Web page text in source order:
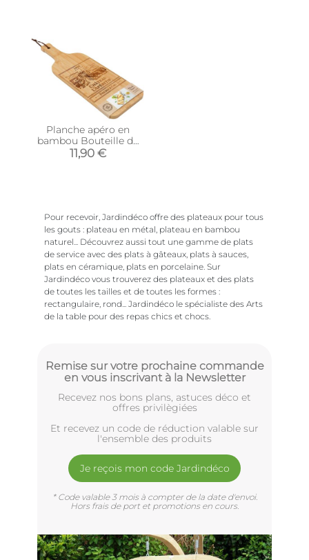
Planche apéro en
bambou Bouteille de
vin 50 cm
11,90 €
Pour recevoir, Jardindéco offre des plateaux pour tous
les gouts : plateau en métal, plateau en bambou
naturel... Découvrez aussi tout une gamme de plats
de service avec des plats à gâteaux, plats à sauces,
plats en céramique, plats en porcelaine. Sur
Jardindéco vous trouverez des plateaux et des plats
de toutes les tailles et de toutes les formes :
rectangulaire, rond... Jardindéco le spécialiste des Arts
de la table pour des repas chics et chocs.
Remise sur votre prochaine commande
en vous inscrivant à la Newsletter
Recevez nos bons plans, astuces déco et
offres privilègiées
Et recevez un code de réduction valable sur
l'ensemble des produits
Je reçois mon code Jardindéco
* Code valable 3 mois à compter de la date d'envoi.
Hors frais de port et promotions en cours.